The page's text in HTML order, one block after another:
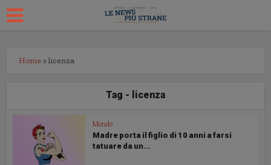
Home »licenza
Tag - licenza
Mondo
Madre porta il figlio di 10 anni a farsi
tatuare da un...